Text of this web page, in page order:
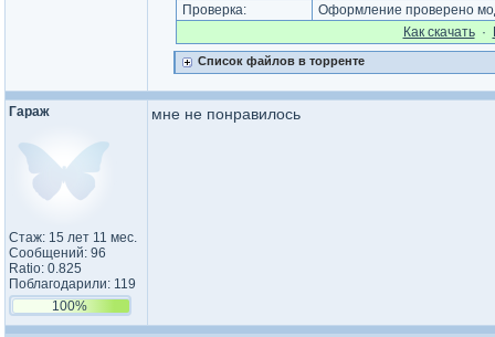
Проверка:
Оформление проверено
Как cкачать·
Список файлов в торренте
Гараж
Стаж: 15 лет 11 мес.
Сообщений: 96
Ratio: 0.825
Поблагодарили: 119
100%
мне не понравилось